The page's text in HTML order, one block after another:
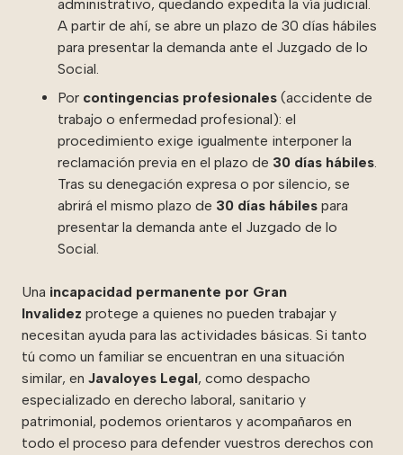
administrativo, quedando expedita la vía judicial.
A partir de ahí, se abre un plazo de 30 días hábiles
para presentar la demanda ante el Juzgado de lo
Social.
Por contingencias profesionales (accidente de
trabajo o enfermedad profesional): el
procedimiento exige igualmente interponer la
reclamación previa en el plazo de 30 días hábiles.
Tras su denegación expresa o por silencio, se
abrirá el mismo plazo de 30 días hábiles para
presentar la demanda ante el Juzgado de lo
Social.
Una incapacidad permanente por Gran
Invalidez protege a quienes no pueden trabajar y
necesitan ayuda para las actividades básicas. Si tanto
tú como un familiar se encuentran en una situación
similar, en Javaloyes Legal, como despacho
especializado en derecho laboral, sanitario y
patrimonial, podemos orientaros y acompañaros en
todo el proceso para defender vuestros derechos con